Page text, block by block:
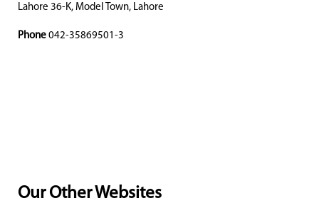
Lahore 36-K, Model Town, Lahore
Phone 042-35869501-3
Our Other Websites